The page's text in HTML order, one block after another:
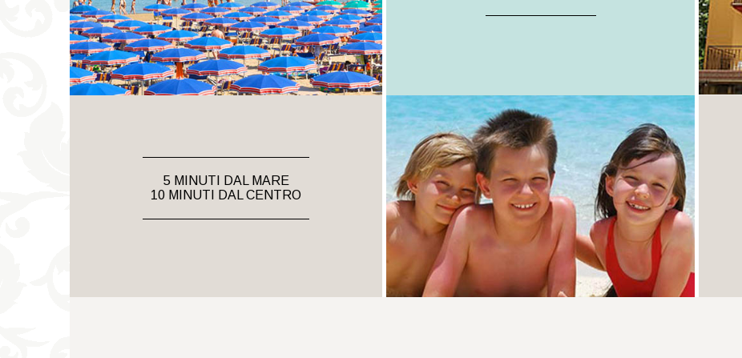
5 MINUTI DAL MARE
10 MINUTI DAL CENTRO